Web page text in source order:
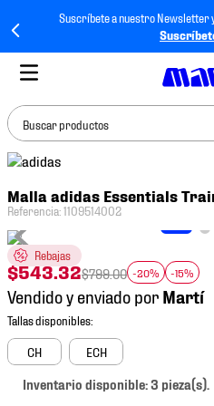
Suscríbete a nuestro Newsletter
Buscar productos
Malla adidas Essentials
Referencia:1109514002
Rebajas
$543.32$799.00 -20% -15%
Vendido y enviado por
CH ECH
Inventario disponible: 3 pieza(s).
BUSCADOS
2.
tenis hombre
tenis
4.
tenis futbol
.
6.
mochila